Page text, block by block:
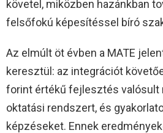
követel, miközben hazánkban
felsőfokú képesítéssel bíró
Az elmúlt öt évben a MATE
keresztül: az integrációt
forint értékű fejlesztés valósult
oktatási rendszert, és
képzéseket. Ennek